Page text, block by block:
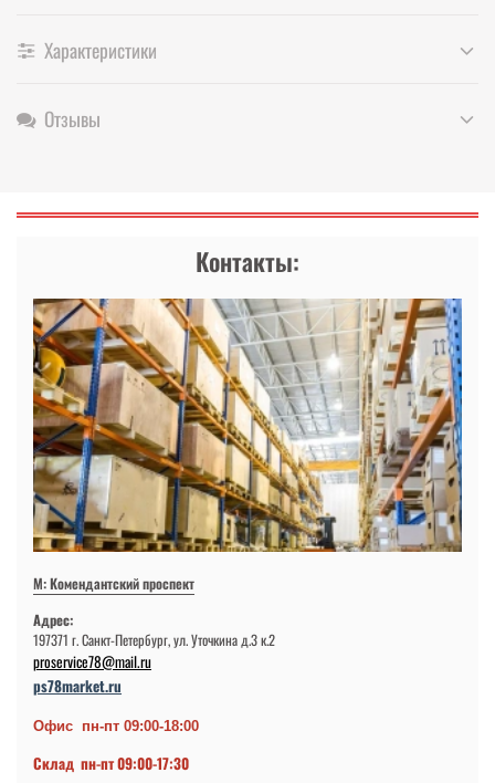
Характеристики
Отзывы
Контакты:
М: Комендантский проспект
Адрес:
197371 г. Санкт-Петербург, ул. Уточкина д.3 к.2
proservice78@mail.ru
ps78market.ru
Офис пн-пт 09:00-18:00
Склад пн-пт 09:00-17:30